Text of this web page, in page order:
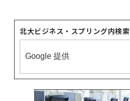
北大ビジネス・スプリング内検索